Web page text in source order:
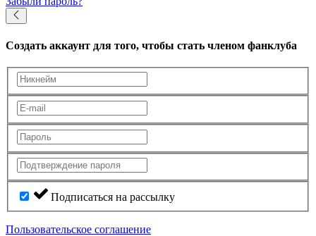
Создать аккаунт для того, чтобы стать членом фанклуба
Подписаться на рассылку
Пользовательское соглашение